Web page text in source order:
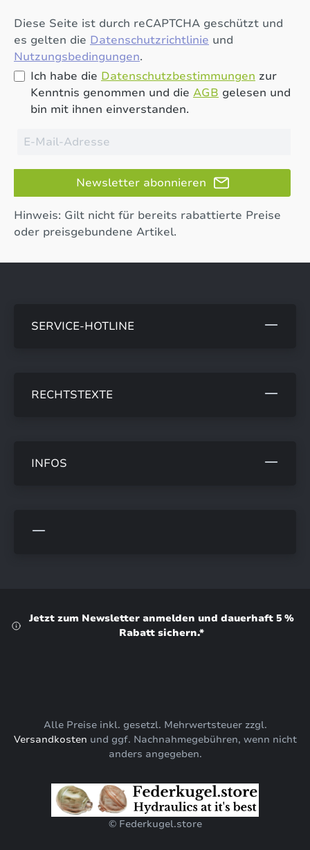
Diese Seite ist durch reCAPTCHA geschützt und
es gelten die Datenschutzrichtlinie und
Nutzungsbedingungen.
Ich habe die Datenschutzbestimmungen zur
Kenntnis genommen und die AGB gelesen und
bin mit ihnen einverstanden.
Newsletter abonnieren
Hinweis: Gilt nicht für bereits rabattierte Preise
oder preisgebundene Artikel.
SERVICE-HOTLINE
RECHTSTEXTE
INFOS
Jetzt zum Newsletter anmelden und dauerhaft 5 %
Rabatt sichern.*
Alle Preise inkl. gesetzl. Mehrwertsteuer zzgl.
Versandkosten und ggf. Nachnahmegebühren, wenn nicht
anders angegeben.
© Federkugel.store